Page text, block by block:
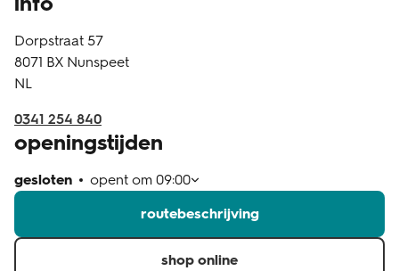
Dorpstraat 57
8071 BX Nunspeet
NL
0341 254 840
openingstijden
gesloten opent om 09:00
routebeschrijving
shop online